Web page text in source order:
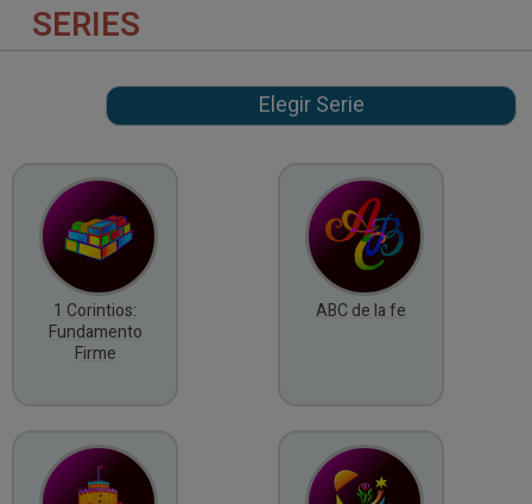
SERIES
1 Corintios:
Fundamento
Firme
ABC de la fe